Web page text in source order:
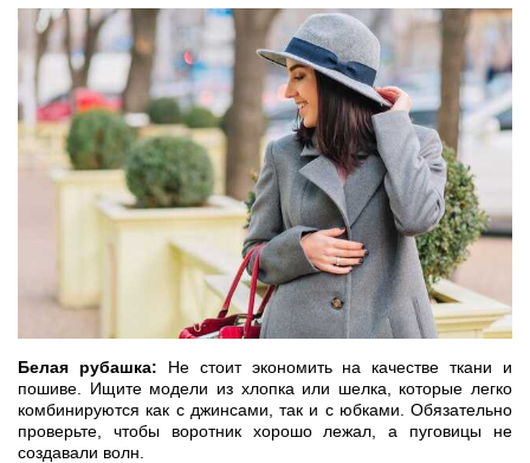
Белая рубашка: Не стоит экономить на качестве ткани и
пошиве. Ищите модели из хлопка или шелка, которые легко
комбинируются как с джинсами, так и с юбками. Обязательно
проверьте, чтобы воротник хорошо лежал, а пуговицы не
создавали волн.